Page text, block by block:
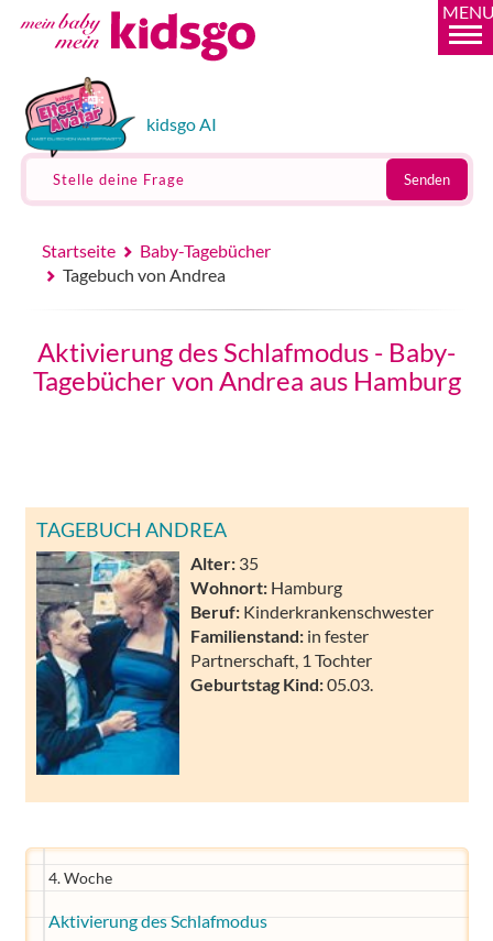
kidsgo AI
Stelle deine Frage Senden
Startseite
Baby-Tagebücher
Tagebuch von Andrea
Aktivierung des Schlafmodus - Baby-
Tagebücher von Andrea aus Hamburg
TAGEBUCH ANDREA
Alter: 35
Wohnort: Hamburg
Beruf: Kinderkrankenschwester
Familienstand: in fester
Partnerschaft, 1 Tochter
Geburtstag Kind:05.03.
4. Woche
Aktivierung des Schlafmodus